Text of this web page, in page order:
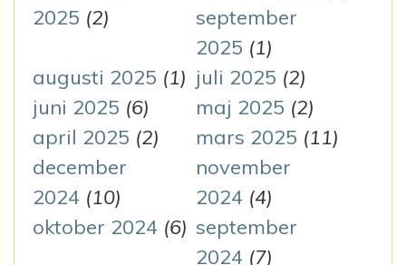
2025 (2)
september
2025 (1)
augusti 2025 (1) juli 2025 (2)
juni 2025 (6) maj 2025 (2)
april 2025 (2) mars 2025 (11)
december
2024 (10)
november
2024 (4)
oktober 2024 (6) september
2024 (7)